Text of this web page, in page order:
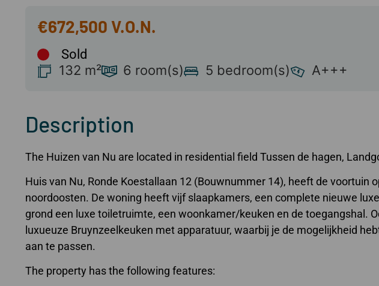
€672,500
Sold
132 m² 6 room(s) 5 bedroom(s) A+++
Description
The Huizen van Nu are located in residential field Tussen de hagen,
Huis van Nu, Ronde Koestallaan 12 (Bouwnummer 14), heeft de voortuin
noordoosten. De woning heeft vijf slaapkamers, een complete nieuwe
grond een luxe toiletruimte, een woonkamer/keuken en de toegangshal.
luxueuze Bruynzeelkeuken met apparatuur, waarbij je de mogelijkheid
aan te passen.
The property has the following features: